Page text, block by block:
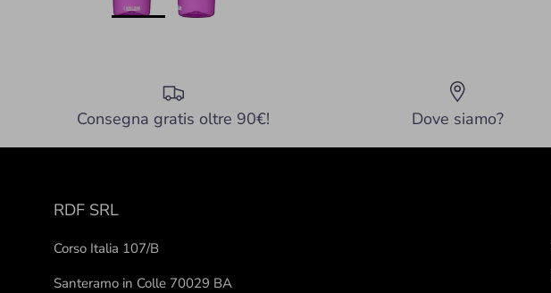
Consegna gratis oltre 90€! Dove siamo?
RDF SRL
Corso Italia 107/B
Santeramo in Colle 70029 BA